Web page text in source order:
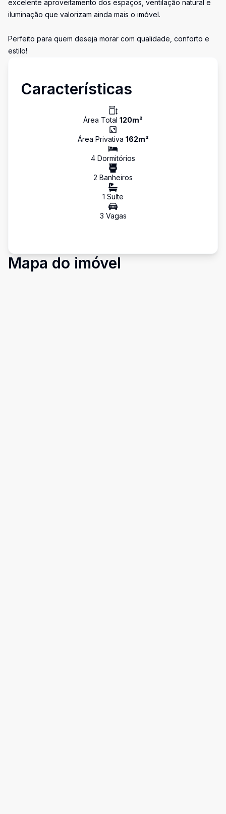
excelente aproveitamento dos espaços, ventilação natural e
iluminação que valorizam ainda mais o imóvel.
Perfeito para quem deseja morar com qualidade, conforto e
estilo!
Características
Área Total 120m²
Área Privativa 162m²
4 Dormitórios
2 Banheiros
1 Suíte
3 Vagas
Mapa do imóvel